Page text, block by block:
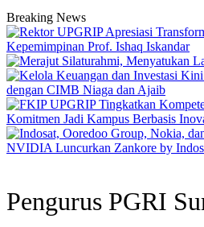
Breaking News
Kepemimpinan Prof. Ishaq Iskandar
dengan CIMB Niaga dan Ajaib
Komitmen Jadi Kampus Berbasis
NVIDIA Luncurkan Zankore by
Pengurus PGRI